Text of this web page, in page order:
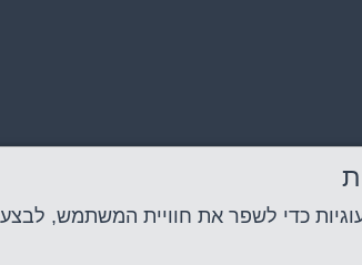
כדי לשפר את חוויית המשתמש, לבצע